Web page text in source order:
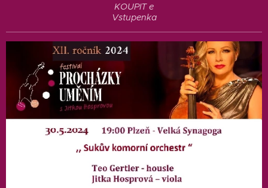
KOUPIT e
Vstupenka